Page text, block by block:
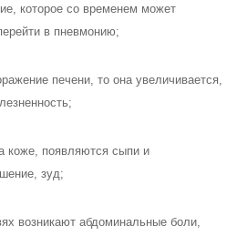
которое со временем может
в пневмонию;
печени, то она увеличивается,
коже, появляются сыпи и
зуд;
возникают абдоминальные боли,